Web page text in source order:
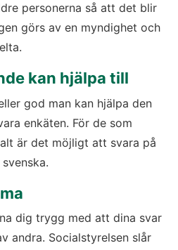
personerna så att det blir
görs av en myndighet och
kan hjälpa till
god man kan hjälpa den
enkäten. För de som
är det möjligt att svara på
dig trygg med att dina svar
andra. Socialstyrelsen slår